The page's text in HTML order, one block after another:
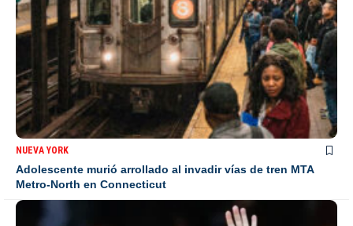
NUEVA YORK
Adolescente murió arrollado al invadir vías de tren MTA
Metro-North en Connecticut